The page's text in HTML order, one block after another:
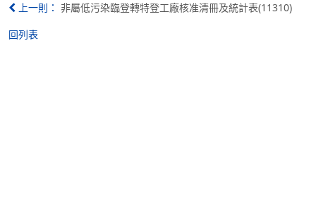
上一則：
非屬低污染臨登轉特登工廠核准清冊及統計表(11310)
回列表